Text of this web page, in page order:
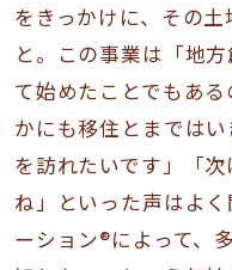
をきっかけに、その
と。この事業は「地
て始めたことでもあ
かにも移住とまでは
を訪れたいです」「
ね」といった声はよ
ーション®によって、